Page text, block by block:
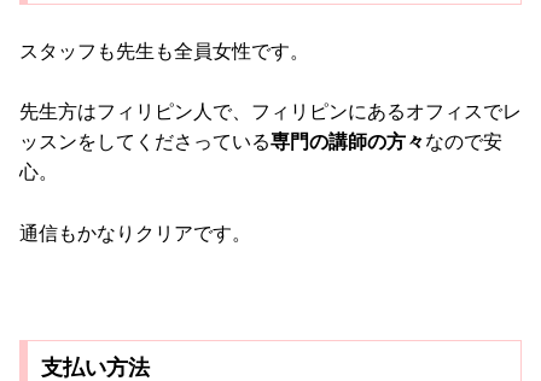
スタッフも先生も全員女性です。
先生方はフィリピン人で、フィリピンにあるオフィスでレ
ッスンをしてくださっている専門の講師の方々なので安
心。
通信もかなりクリアです。
支払い方法